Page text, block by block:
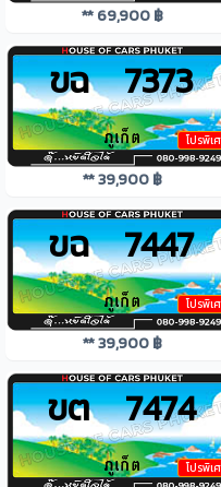
** 69,900 ฿
โปรพิเ
ขฉ 7373
** 39,900 ฿
โปรพิเ
ขฉ 7447
** 39,900 ฿
โปรพิเ
ขต 7474